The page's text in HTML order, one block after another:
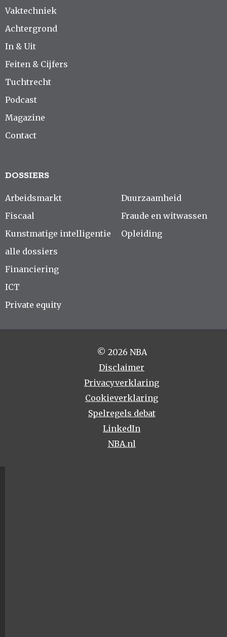
Vaktechniek
Achtergrond
In & Uit
Feiten & Cijfers
Tuchtrecht
Podcast
Magazine
Contact
DOSSIERS
Arbeidsmarkt
Fiscaal
Kunstmatige intelligentie
alle dossiers
Duurzaamheid
Fraude en witwassen
Opleiding
Financiering
ICT
Private equity
© 2026 NBA
Disclaimer
Privacyverklaring
Cookieverklaring
Spelregels debat
LinkedIn
NBA.nl